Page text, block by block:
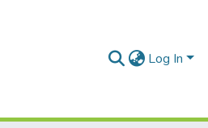
Log In